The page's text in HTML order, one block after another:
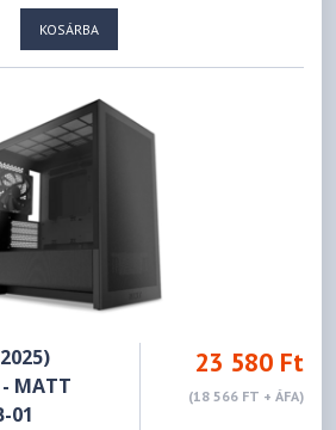
KOSÁRBA
- MATT
01
23 580 Ft
(18 566 FT + ÁFA)